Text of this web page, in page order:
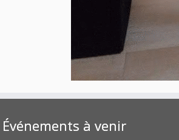
Événements à venir